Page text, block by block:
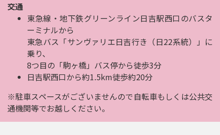
交通
東急線・地下鉄グリーンライン日吉駅西口のバスタ
ーミナルから
東急バス「サンヴァリエ日吉行き（日22系統）」に
乗り、
8つ目の「駒ヶ橋」バス停から徒歩3分
日吉駅西口から約1.5km徒歩約20分
※駐車スペースがございませんので自転車もしくは公共交
通機関等でお越しください。